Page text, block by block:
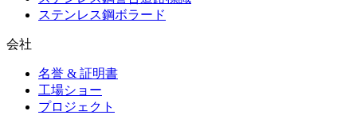
ステンレス鋼ボラード
会社
名誉 & 証明書
工場ショー
プロジェクト